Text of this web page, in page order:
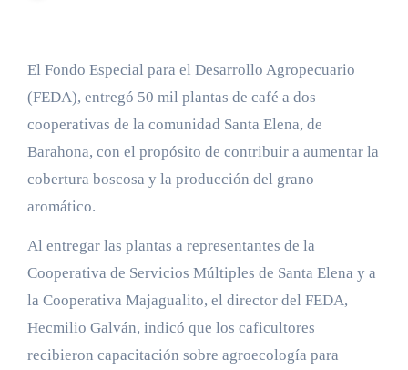
El Fondo Especial para el Desarrollo Agropecuario
(FEDA), entregó 50 mil plantas de café a dos
cooperativas de la comunidad Santa Elena, de
Barahona, con el propósito de contribuir a aumentar la
cobertura boscosa y la producción del grano
aromático.
Al entregar las plantas a representantes de la
Cooperativa de Servicios Múltiples de Santa Elena y a
la Cooperativa Majagualito, el director del FEDA,
Hecmilio Galván, indicó que los caficultores
recibieron capacitación sobre agroecología para